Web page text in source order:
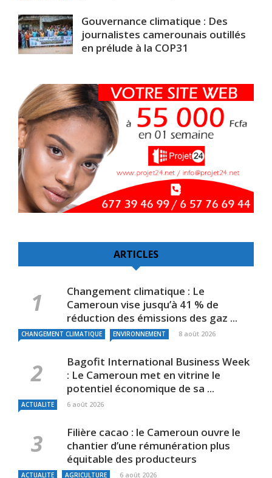
Gouvernance climatique : Des
journalistes camerounais outillés
en prélude à la COP31
ARTICLES
Changement climatique : Le
Cameroun vise jusqu’à 41 % de
réduction des émissions des gaz ...
CHANGEMENT CLIMATIQUE ENVIRONNEMENT 8 août 2026
Bagofit International Business Week
: Le Cameroun met en vitrine le
potentiel économique de sa ...
ACTUALITE 6 août 2026
Filière cacao : le Cameroun ouvre le
chantier d’une rémunération plus
équitable des producteurs
ACTUALITE AGRICULTURE 6 août 2026